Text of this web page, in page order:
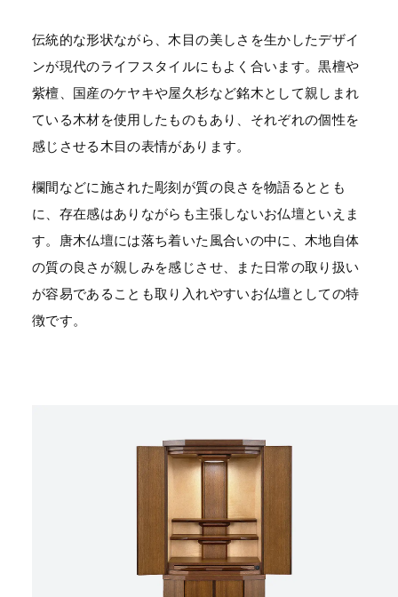
伝統的な形状ながら、木目の美しさを生かしたデザイ
ンが現代のライフスタイルにもよく合います。黒檀や
紫檀、国産のケヤキや屋久杉など銘木として親しまれ
ている木材を使用したものもあり、それぞれの個性を
感じさせる木目の表情があります。
欄間などに施された彫刻が質の良さを物語るととも
に、存在感はありながらも主張しないお仏壇といえま
す。唐木仏壇には落ち着いた風合いの中に、木地自体
の質の良さが親しみを感じさせ、また日常の取り扱い
が容易であることも取り入れやすいお仏壇としての特
徴です。